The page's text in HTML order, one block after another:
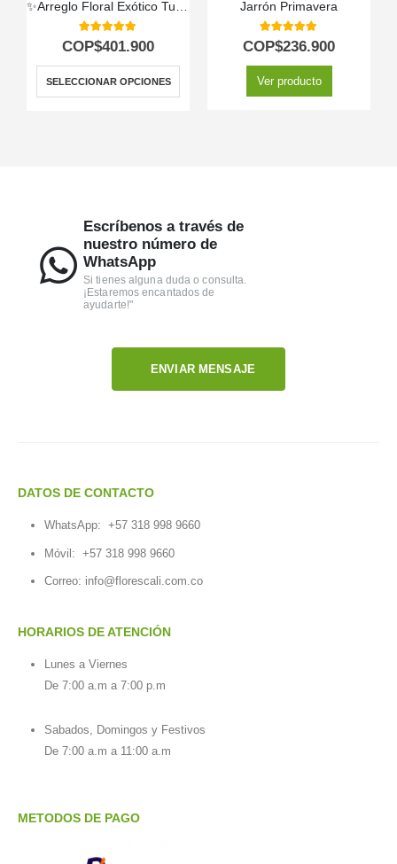
5.00out of 5
COP$401.900
SELECCIONAR OPCIONES
Jarrón Primavera
5.00out of 5
COP$236.900
Ver producto
Escríbenos a través de
nuestro número de
WhatsApp
Si tienes alguna duda o consulta.
¡Estaremos encantados de
ayudarte!"
ENVIAR MENSAJE
DATOS DE CONTACTO
WhatsApp: +57 318 998 9660
Móvil: +57 318 998 9660
Correo: info@florescali.com.co
HORARIOS DE ATENCIÓN
Lunes a Viernes
De 7:00 a.m a 7:00 p.m
Sabados, Domingos y Festivos
De 7:00 a.m a 11:00 a.m
METODOS DE PAGO